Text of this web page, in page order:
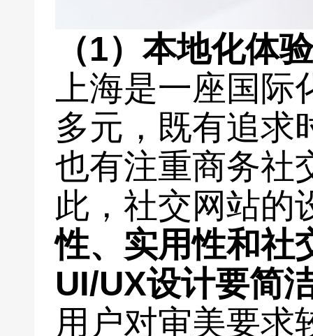
（1）本地化体
上海是一座国
多元，既有追求
也有注重商务社
此，社交网站的
性、实用性和社
UI/UX设计要简
用户对审美要求